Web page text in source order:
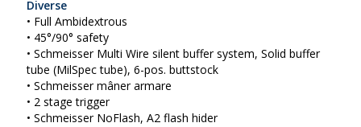
Diverse
• Full Ambidextrous
• 45°/90° safety
• Schmeisser Multi Wire silent buffer system, Solid buffer
tube (MilSpec tube), 6-pos. buttstock
• Schmeisser mâner armare
• 2 stage trigger
• Schmeisser NoFlash, A2 flash hider